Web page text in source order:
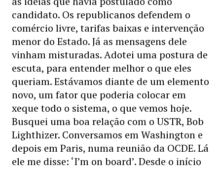
candidato. Os republicanos defendem o
comércio livre, tarifas baixas e intervenção
menor do Estado. Já as mensagens dele
vinham misturadas. Adotei uma postura de
escuta, para entender melhor o que eles
queriam. Estávamos diante de um elemento
novo, um fator que poderia colocar em
xeque todo o sistema, o que vemos hoje.
Busquei uma boa relação com o USTR, Bob
Lighthizer. Conversamos em Washington e
depois em Paris, numa reunião da OCDE. Lá
ele me disse: ‘I’m on board’. Desde o início